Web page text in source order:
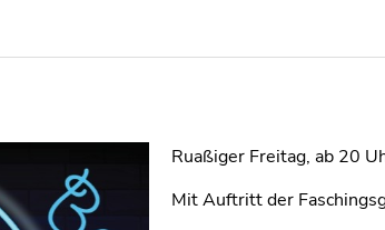
Ruaßiger Freitag, ab 20
Mit Auftritt der